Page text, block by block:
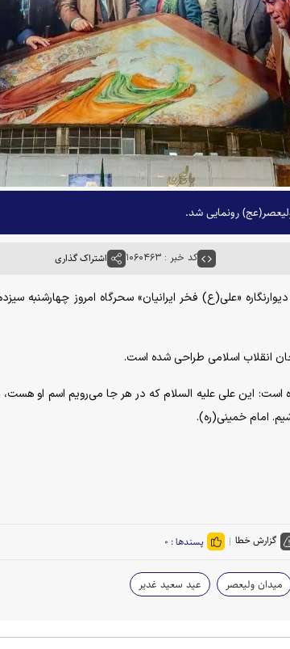
رونمایی شد.
کد خبر : ۱۰۶۰۴۶۳ اشتراک گذاری
دیوارنگاره «علی(ع) فخر ایرانیان» سحرگاه امروز
انقلاب اسلامی طراحی شده است.
شده است: این علی علیه السلام که در هر جا می‌رویم اسم او
امام خمینی(ره).
گزارش خطا پسندها : ۰
میدان ولیعصر عید سعید غدیر